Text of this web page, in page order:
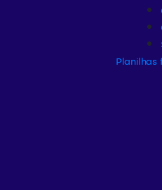
Planilhas